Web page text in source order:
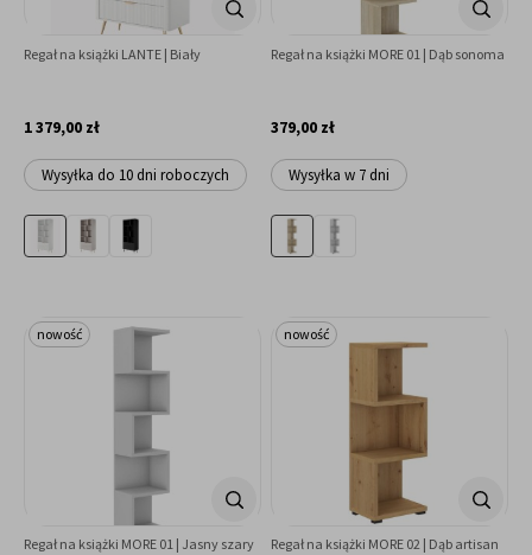
Regał na książki LANTE | Biały
1 379,00 zł
Wysyłka do 10 dni roboczych
Regał na książki MORE 01 | Dąb sonoma
379,00 zł
Wysyłka w 7 dni
Regał na książki MORE 01 | Jasny szary
nowość
Regał na książki MORE 02 | Dąb artisan
nowość